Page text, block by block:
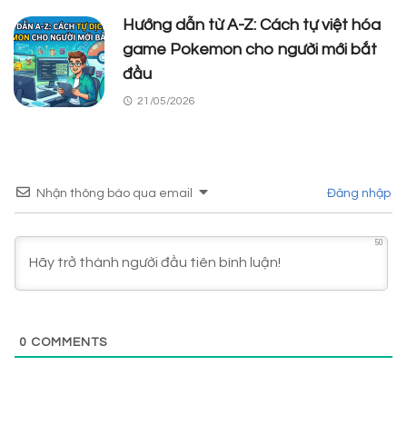
Hướng dẫn từ A-Z: Cách tự việt hóa
game Pokemon cho người mới bắt
đầu
21/05/2026
Nhận thông báo qua email Đăng nhập
50
0 COMMENTS